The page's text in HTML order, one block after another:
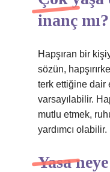
inanç mı?
Hapşıran bir
sözün,
terk ettiğine dair
varsayılabilir.
mutlu etmek,
yardımcı olabilir.
Yasa